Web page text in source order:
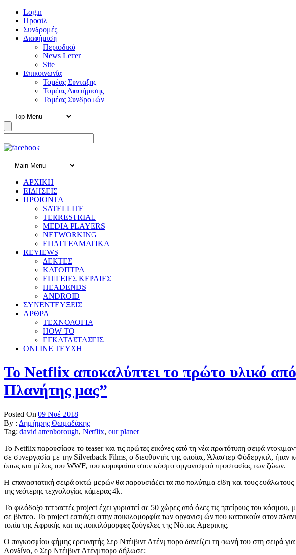
Login
Προφίλ
Συνδρομές
Διαφήμιση
Περιοδικό
News Letter
Site
Επικοινωνία
Τομέας Σύνταξης
Τομέας Διαφήμισης
Τομέας Συνδρομών
ΑΡΧΙΚΗ
ΕΙΔΗΣΕΙΣ
ΠΡΟΙΟΝΤΑ
SATELLITE
TERRESTRIAL
MEDIA PLAYERS
NETWORKING
ΕΠΑΓΓΕΛΜΑΤΙΚΑ
REVIEWS
ΔΕΚΤΕΣ
ΚΑΤΟΠΤΡΑ
ΕΠΙΓΕΙΕΣ ΚΕΡΑΙΕΣ
HEADENDS
ANDROID
ΣΥΝΕΝΤΕΥΞΕΙΣ
ΑΡΘΡΑ
ΤΕΧΝΟΛΟΓΙΑ
HOW TO
ΕΓΚΑΤΑΣΤΑΣΕΙΣ
ONLINE TEYXH
Το Netflix αποκαλύπτει το πρώτο υλικό
Πλανήτης μας”
Posted On 09 Νοέ 2018
By : Δημήτρης Θωμαδάκης
Tag: david attenborough, Netflix, our planet
Το Netflix παρουσίασε το teaser και τις πρώτες εικόνες από τη νέα πρωτότυπη σειρά
σε συνεργασία με την Silverback Films, ο διευθυντής της οποίας, Άλαστερ Φόδεργκιλ,
όπως και μέλος του WWF, του κορυφαίου στον κόσμο οργανισμού προστασίας των ζώων.
Η επαναστατική σειρά οκτώ μερών θα παρουσιάζει τα πιο πολύτιμα είδη και τους
της νεότερης τεχνολογίας κάμερας 4k.
Το φιλόδοξο τετραετές project έχει γυριστεί σε 50 χώρες από όλες τις ηπείρους του
σε βίντεο. Το project εστιάζει στην ποικιλομορφία των οργανισμών που κατοικούν στον
τοπία της Αφρικής και τις ποικιλόμορφες ζούγκλες της Νότιας Αμερικής.
Ο παγκοσμίου φήμης ερευνητής Σερ Ντέιβιντ Ατένμπορο δανείζει τη φωνή του στη σειρά
Λονδίνο, ο Σερ Ντέιβιντ Ατένμπορο δήλωσε: